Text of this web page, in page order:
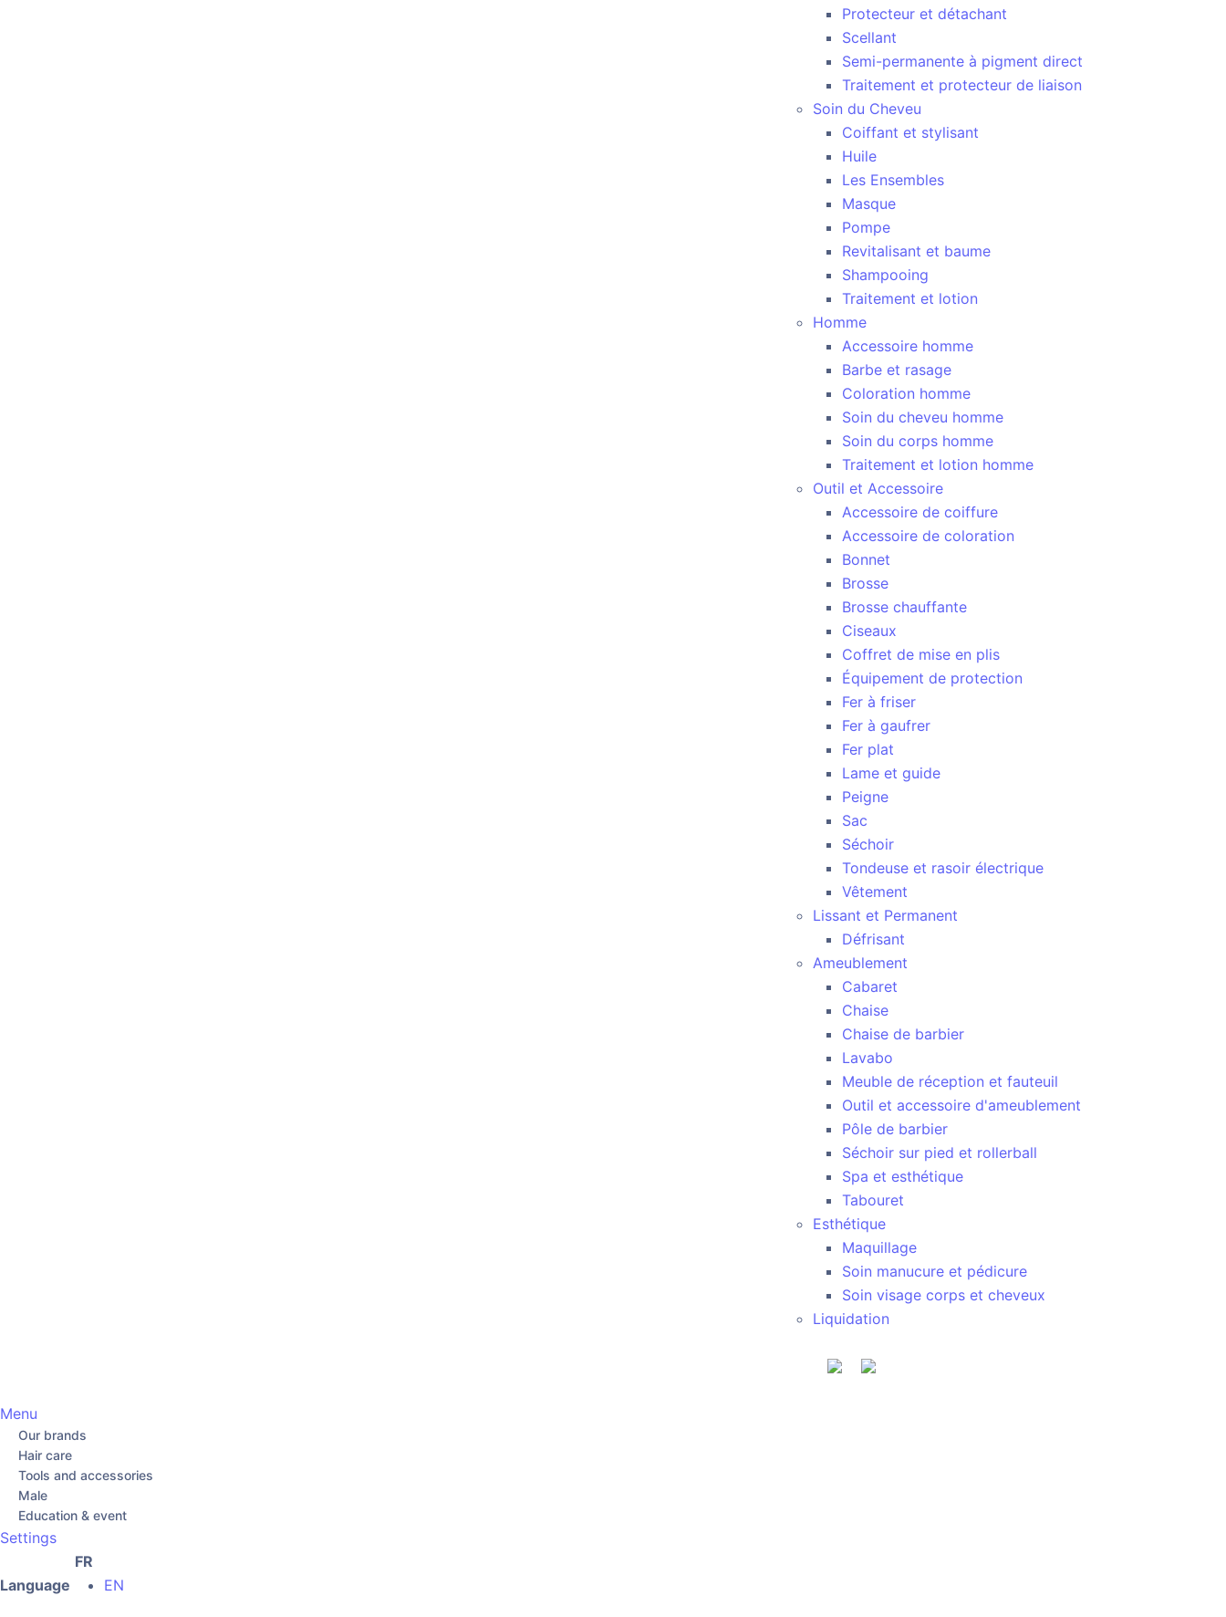
Protecteur et détachant
Scellant
Semi-permanente à pigment direct
Traitement et protecteur de liaison
Soin du Cheveu
Coiffant et stylisant
Huile
Les Ensembles
Masque
Pompe
Revitalisant et baume
Shampooing
Traitement et lotion
Homme
Accessoire homme
Barbe et rasage
Coloration homme
Soin du cheveu homme
Soin du corps homme
Traitement et lotion homme
Outil et Accessoire
Accessoire de coiffure
Accessoire de coloration
Bonnet
Brosse
Brosse chauffante
Ciseaux
Coffret de mise en plis
Équipement de protection
Fer à friser
Fer à gaufrer
Fer plat
Lame et guide
Peigne
Sac
Séchoir
Tondeuse et rasoir électrique
Vêtement
Lissant et Permanent
Défrisant
Ameublement
Cabaret
Chaise
Chaise de barbier
Lavabo
Meuble de réception et fauteuil
Outil et accessoire d'ameublement
Pôle de barbier
Séchoir sur pied et rollerball
Spa et esthétique
Tabouret
Esthétique
Maquillage
Soin manucure et pédicure
Soin visage corps et cheveux
Liquidation
Menu
Our brands
Hair care
Tools and accessories
Male
Education & event
Settings
Language
FR
EN